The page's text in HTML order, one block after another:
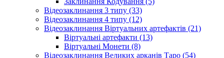
Відеозаклинання 3 типу (33)
Відеозаклинання 4 типу (12)
Відеозаклинання Віртуальних артефактів (21)
Віртуальні артефакти (13)
Віртуальні Монети (8)
Відеозаклинання Великих арканів Таро (54)